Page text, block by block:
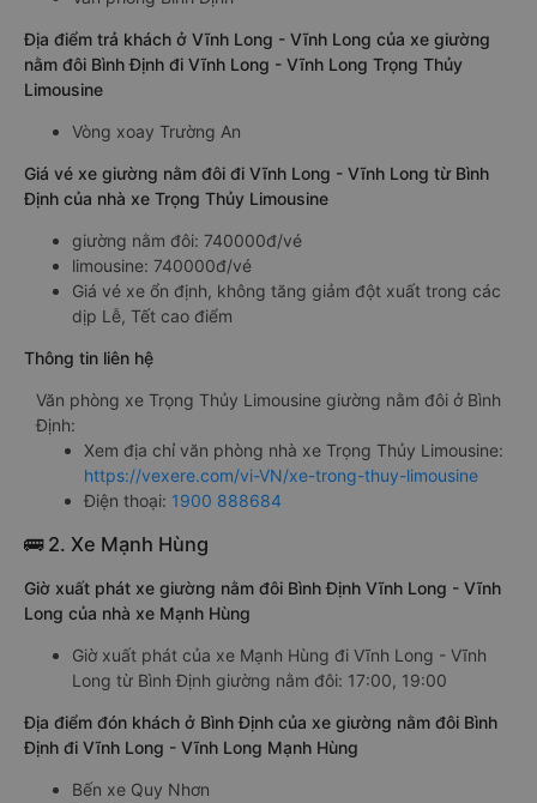
Địa điểm trả khách ở Vĩnh Long - Vĩnh Long của xe giường
nằm đôi Bình Định đi Vĩnh Long - Vĩnh Long Trọng Thủy
Limousine
Vòng xoay Trường An
Giá vé xe giường nằm đôi đi Vĩnh Long - Vĩnh Long từ Bình
Định của nhà xe Trọng Thủy Limousine
giường nằm đôi: 740000đ/vé
limousine: 740000đ/vé
Giá vé xe ổn định, không tăng giảm đột xuất trong các
dịp Lễ, Tết cao điểm
Thông tin liên hệ
Văn phòng xe Trọng Thủy Limousine giường nằm đôi ở Bình
Định:
Xem địa chỉ văn phòng nhà xe Trọng Thủy Limousine:
https://vexere.com/vi-VN/xe-trong-thuy-limousine
Điện thoại: 1900 888684
🚌 2. Xe Mạnh Hùng
Giờ xuất phát xe giường nằm đôi Bình Định Vĩnh Long - Vĩnh
Long của nhà xe Mạnh Hùng
Giờ xuất phát của xe Mạnh Hùng đi Vĩnh Long - Vĩnh
Long từ Bình Định giường nằm đôi: 17:00, 19:00
Địa điểm đón khách ở Bình Định của xe giường nằm đôi Bình
Định đi Vĩnh Long - Vĩnh Long Mạnh Hùng
Bến xe Quy Nhơn